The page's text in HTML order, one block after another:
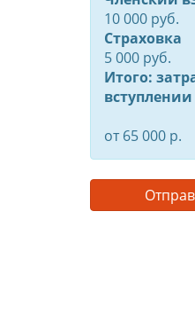
10 000 руб.
Страховка
5 000 руб.
Итого:
вступлении
от 65 000 р.